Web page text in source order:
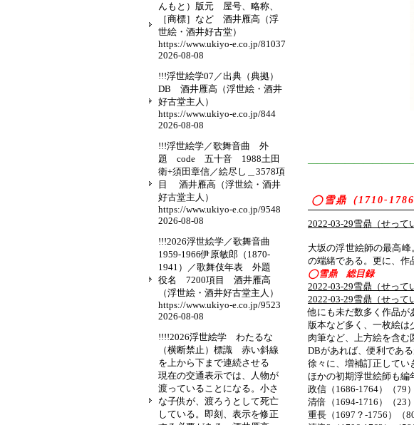
◯雪鼎（1710-1786
2022-03-29雪鼎（せって
大坂の浮世絵師の最高
の端緒である。更に、作
◯雪鼎 総目録
2022-03-29雪鼎（せって
2022-03-29雪鼎（せって
他にも未だ数多く作品が
版本など多く、一枚絵は
肉筆など、上方絵を含む
DBがあれば、便利であ
徐々に、増補訂正してい
ほかの初期浮世絵師も編
政信（1686-1764）（79）
清倍（1694-1716）（
重長（1697？-1756）（
んもと）版元 屋号、略称、
［商標］など 酒井雁高（浮
世絵・酒井好古堂）
https://www.ukiyo-e.co.jp/81037
2026-08-08
!!!浮世絵学07／出典（典拠）
DB 酒井雁高（浮世絵・酒井
好古堂主人）
https://www.ukiyo-e.co.jp/844
2026-08-08
!!!浮世絵学／歌舞音曲 外
題 code 五十音 1988土田
衛+須田章信／絵尽し＿3578項
目 酒井雁高（浮世絵・酒井
好古堂主人）
https://www.ukiyo-e.co.jp/9548
2026-08-08
!!!2026浮世絵学／歌舞音曲
1959-1966伊原敏郎（1870-
1941）／歌舞伎年表 外題
役名 7200項目 酒井雁高
（浮世絵・酒井好古堂主人）
https://www.ukiyo-e.co.jp/9523
2026-08-08
!!!!2026浮世絵学 わたるな
（横断禁止）標識 赤い斜線
を上から下まで連続させる
現在の交通表示では、人物が
渡っていることになる。小さ
な子供が、渡ろうとして死亡
している。即刻、表示を修正